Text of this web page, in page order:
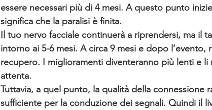
essere necessari più di 4 mesi. A questo punto
significa che la paralisi è finita.
Il tuo nervo facciale continuerà a riprendersi, ma il
intorno ai 5-6 mesi. A circa 9 mesi e dopo l’evento,
recupero. I miglioramenti diventeranno più lenti e li
attenta.
Tuttavia, a quel punto, la qualità della connessione
sufficiente per la conduzione dei segnali. Quindi il